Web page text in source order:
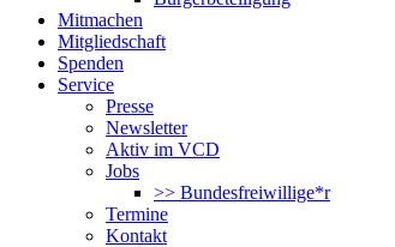
Mitmachen
Mitgliedschaft
Spenden
Service
Presse
Newsletter
Aktiv im VCD
Jobs
>> Bundesfreiwillige*r
Termine
Kontakt